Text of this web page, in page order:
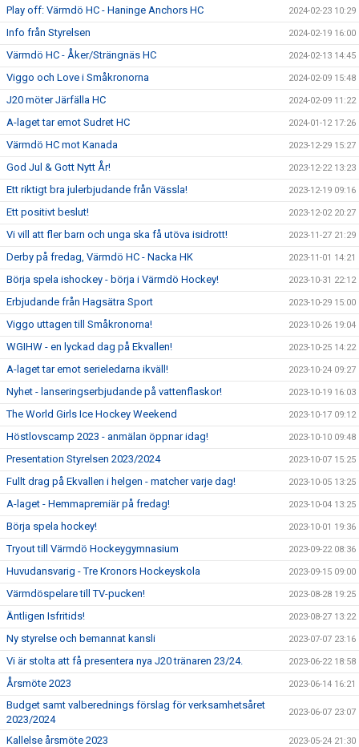
Play off: Värmdö HC - Haninge Anchors HC 2024-02-23 10:29
Info från Styrelsen 2024-02-19 16:00
Värmdö HC - Åker/Strängnäs HC 2024-02-13 14:45
Viggo och Love i Småkronorna 2024-02-09 15:48
J20 möter Järfälla HC 2024-02-09 11:22
A-laget tar emot Sudret HC 2024-01-12 17:26
Värmdö HC mot Kanada 2023-12-29 15:27
God Jul & Gott Nytt År! 2023-12-22 13:23
Ett riktigt bra julerbjudande från Vässla! 2023-12-19 09:16
Ett positivt beslut! 2023-12-02 20:27
Vi vill att fler barn och unga ska få utöva isidrott! 2023-11-27 21:29
Derby på fredag, Värmdö HC - Nacka HK 2023-11-01 14:21
Börja spela ishockey - börja i Värmdö Hockey! 2023-10-31 22:12
Erbjudande från Hagsätra Sport 2023-10-29 15:00
Viggo uttagen till Småkronorna! 2023-10-26 19:04
WGIHW - en lyckad dag på Ekvallen! 2023-10-25 14:22
A-laget tar emot serieledarna ikväll! 2023-10-24 09:27
Nyhet - lanseringserbjudande på vattenflaskor! 2023-10-19 16:03
The World Girls Ice Hockey Weekend 2023-10-17 09:12
Höstlovscamp 2023 - anmälan öppnar idag! 2023-10-10 09:48
Presentation Styrelsen 2023/2024 2023-10-07 15:25
Fullt drag på Ekvallen i helgen - matcher varje dag! 2023-10-05 13:25
A-laget - Hemmapremiär på fredag! 2023-10-04 13:25
Börja spela hockey! 2023-10-01 19:36
Tryout till Värmdö Hockeygymnasium 2023-09-22 08:36
Huvudansvarig - Tre Kronors Hockeyskola 2023-09-15 09:00
Värmdöspelare till TV-pucken! 2023-08-28 19:25
Äntligen Isfritids! 2023-08-27 13:22
Ny styrelse och bemannat kansli 2023-07-07 23:16
Vi är stolta att få presentera nya J20 tränaren 23/24. 2023-06-22 18:58
Årsmöte 2023 2023-06-14 16:21
Budget samt valberednings förslag för verksamhetsåret
2023/2024
2023-06-07 23:07
Kallelse årsmöte 2023 2023-05-24 21:30